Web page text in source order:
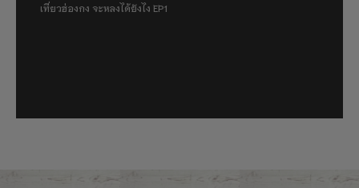
เที่ยวฮ่องกง จะหลงได้ยังไง EP1